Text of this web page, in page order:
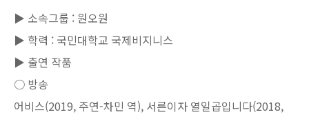
▶ 소속그룹 : 원오원
▶ 학력 : 국민대학교 국제비지니스
▶ 출연 작품
○ 방송
어비스(2019, 주연-차민 역), 서른이자 열일곱입니다(2018,